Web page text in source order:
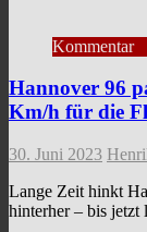
Kommentar
Hannover 96
Km/h für die
30. Juni 2023
Lange Zeit hinkt
hinterher – bis jetzt